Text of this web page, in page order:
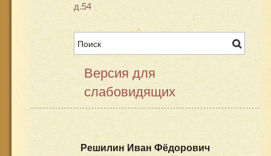
д.54
Версия для
слабовидящих
Решилин Иван Фёдорович